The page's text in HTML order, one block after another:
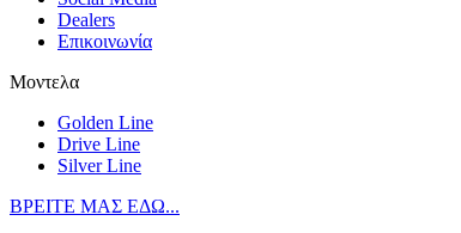
Dealers
Επικοινωνία
Μοντελα
Golden Line
Drive Line
Silver Line
ΒΡΕΙΤΕ ΜΑΣ ΕΔΩ...